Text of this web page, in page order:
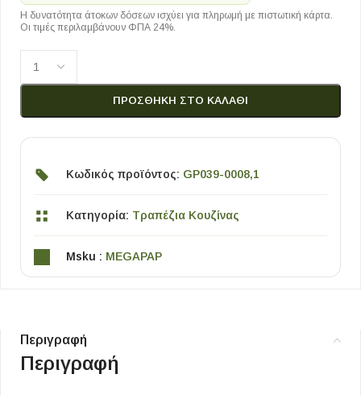
Η δυνατότητα άτοκων δόσεων ισχύει για πληρωμή με πιστωτική κάρτα.
Οι τιμές περιλαμβάνουν ΦΠΑ 24%.
ΠΡΟΣΘΉΚΗ ΣΤΟ ΚΑΛΆΘΙ
Κωδικός προϊόντος: GP039-0008,1
Κατηγορία: Τραπέζια Κουζίνας
Msku : MEGAPAP
Περιγραφή
Περιγραφή